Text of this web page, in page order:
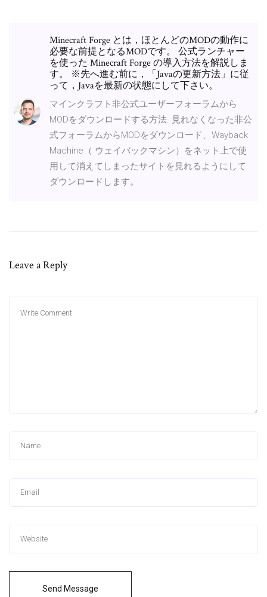
Minecraft Forge とは，ほとんどのMODの動作に
必要な前提となるMODです。 公式ランチャー
を使った Minecraft Forge の導入方法を解説しま
す。 ※先へ進む前に，「Javaの更新方法」に従
って，Javaを最新の状態にして下さい。
マインクラフト非公式ユーザーフォーラムから
MODをダウンロードする方法. 見れなくなった非公
式フォーラムからMODをダウンロード、Wayback
Machine（ ウェイバックマシン）をネット上で使
用して消えてしまったサイトを見れるようにして
ダウンロードします。
Leave a Reply
Send Message